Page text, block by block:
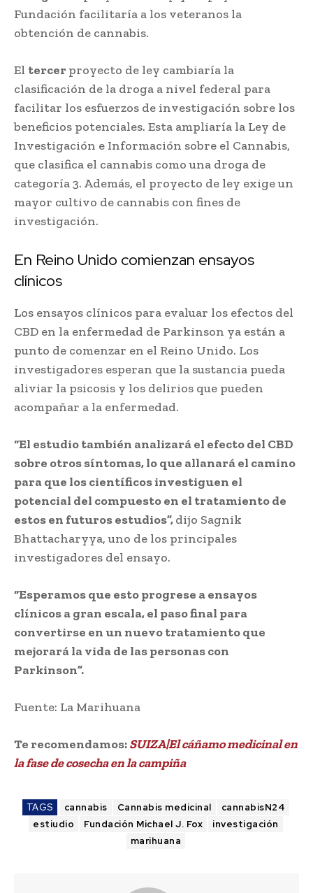
Fundación facilitaría a los veteranos la
obtención de cannabis.
El tercerproyecto de ley cambiaría la
clasificación de la droga a nivel federal para
facilitar los esfuerzos de investigación sobre los
beneficios potenciales. Esta ampliaría la Ley de
Investigación e Información sobre el Cannabis,
que clasifica el cannabis como una droga de
categoría 3. Además, el proyecto de ley exige un
mayor cultivo de cannabis con fines de
investigación.
En Reino Unido comienzan ensayos
clínicos
Los ensayos clínicos para evaluar los efectos del
CBD en la enfermedad de Parkinson ya están a
punto de comenzar en el Reino Unido. Los
investigadores esperan que la sustancia pueda
aliviar la psicosis y los delirios que pueden
acompañar a la enfermedad.
“El estudio también analizará el efecto del CBD
sobre otros síntomas, lo que allanará el camino
para que los científicos investiguen el
potencial del compuesto en el tratamiento de
estos en futuros estudios”,dijo Sagnik
Bhattacharyya, uno de los principales
investigadores del ensayo.
“Esperamos que esto progrese a ensayos
clínicos a gran escala, el paso final para
convertirse en un nuevo tratamiento que
mejorará la vida de las personas con
Parkinson”.
Fuente: La Marihuana
Te recomendamos:SUIZA|El cáñamo medicinal en
la fase de cosecha en la campiña
TAGS cannabis Cannabis medicinal
cannabisN24
estiudio
Fundación Michael J. Fox
investigación
marihuana